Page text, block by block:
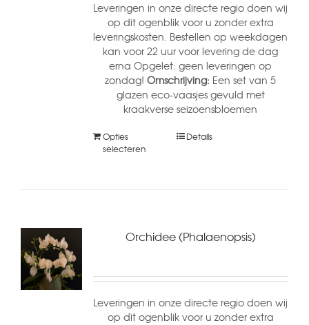
Leveringen in onze directe regio doen wij
op dit ogenblik voor u zonder extra
leveringskosten. Bestellen op weekdagen
kan voor 22 uur voor levering de dag
erna Opgelet: geen leveringen op
zondag!Omschrijving: Een set van 5
glazen eco-vaasjes gevuld met
kraakverse seizoensbloemen
Opties
selecteren
Details
Orchidee (Phalaenopsis)
Leveringen in onze directe regio doen wij
op dit ogenblik voor u zonder extra